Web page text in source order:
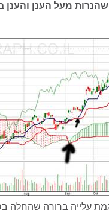
מעל הענן והענן